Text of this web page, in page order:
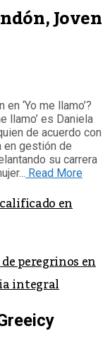
Joven
‘Yo me llamo’?
llamo’ es Daniela
de acuerdo con
en gestión de
su carrera
Read More
en
peregrinos en
integral